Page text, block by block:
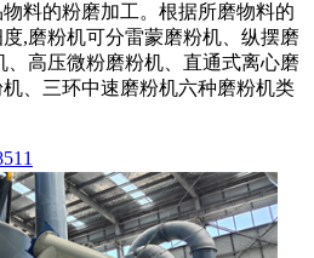
料的粉磨加工。根据所磨物料的
,磨粉机可分雷蒙磨粉机、纵摆磨
、高压微粉磨粉机、直通式离心磨
、三环中速磨粉机六种磨粉机类